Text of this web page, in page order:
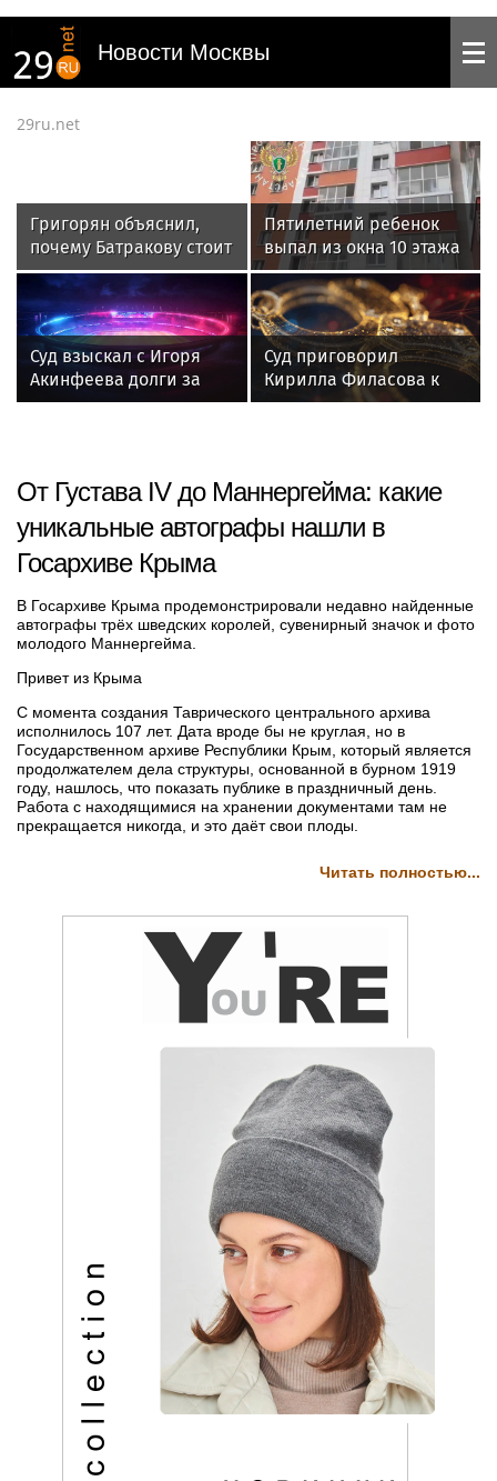
Новости Москвы
29ru.net
Григорян объяснил,
почему Батракову стоит
перейти в
«Галатасарай»
Пятилетний ребенок
выпал из окна 10 этажа
и разбился насмерть
в Казани
Суд взыскал с Игоря
Акинфеева долги за
коммунальные услуги
Суд приговорил
Кирилла Филасова к
шести годам за
От Густава IV до Маннергейма: какие
уникальные автографы нашли в
Госархиве Крыма
В Госархиве Крыма продемонстрировали недавно найденные
автографы трёх шведских королей, сувенирный значок и фото
молодого Маннергейма.
Привет из Крыма
С момента создания Таврического центрального архива
исполнилось 107 лет. Дата вроде бы не круглая, но в
Государственном архиве Республики Крым, который является
продолжателем дела структуры, основанной в бурном 1919
году, нашлось, что показать публике в праздничный день.
Работа с находящимися на хранении документами там не
прекращается никогда, и это даёт свои плоды.
Читать полностью...